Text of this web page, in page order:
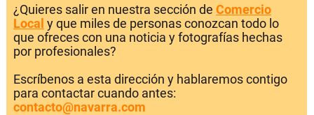
¿Quieres salir en nuestra sección de Comercio
Local y que miles de personas conozcan todo lo
que ofreces con una noticia y fotografías hechas
por profesionales?
Escríbenos a esta dirección y hablaremos contigo
para contactar cuando antes:
contacto@navarra.com